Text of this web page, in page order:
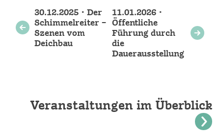
Weitere
Veranstaltungen
30.12.2025 • Der
Schimmelreiter –
Szenen vom
Deichbau
11.01.2026 •
Öffentliche
Führung durch
die
Dauerausstellung
Veranstaltungen im Überblick